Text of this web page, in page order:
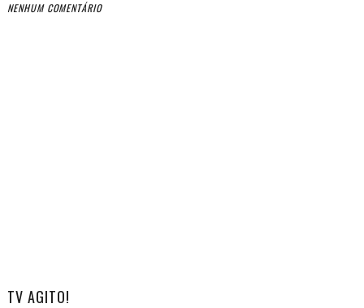
NENHUM COMENTÁRIO
TV AGITO!